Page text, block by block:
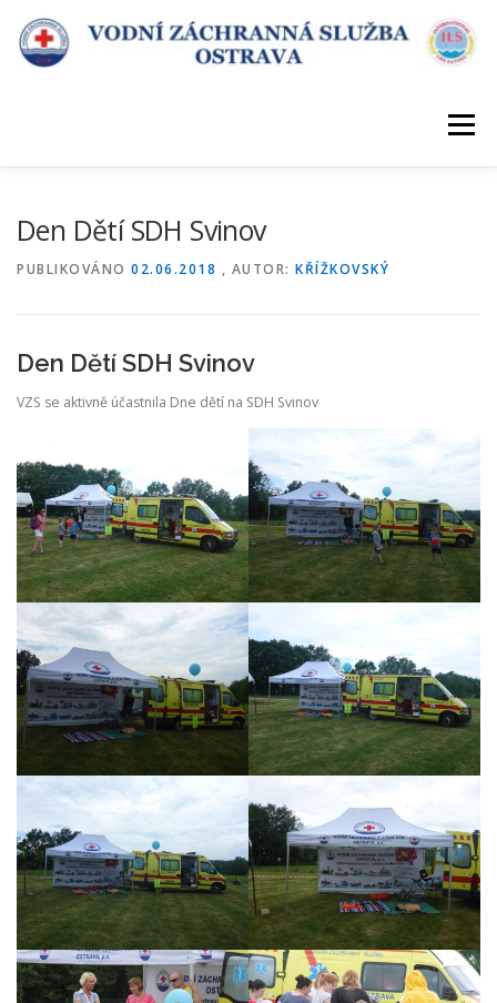
obsah
Menu
Den Dětí SDH Svinov
PUBLIKOVÁNO 02.06.2018 , AUTOR: KŘÍŽKOVSKÝ
Den Dětí SDH Svinov
VZS se aktivně účastnila Dne dětí na SDH Svinov